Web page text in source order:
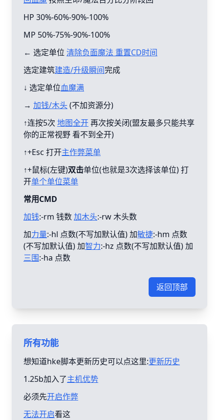
HP 30%-60%-90%-100%
MP 50%-75%-90%-100%
← 选定单位 清除负面魔法 重置CD时间
选定建筑建造/升级瞬间完成
↓ 选定单位血魔满
→ 加钱/木头(不加资源分)
↑连按5次 地图全开再次按关闭(盟友最多只能共享
你的正常视野 看不到全开)
↑+Esc 打开主作弊菜单
↑+鼠标(左键)双击单位(也就是3次选择该单位) 打
开单个单位菜单
常用CMD
加钱:-rm 钱数加木头:-rw 木头数
加力量:-hl 点数(不写加默认值) 加敏捷:-hm 点数
(不写加默认值) 加智力:-hz 点数(不写加默认值) 加
三围:-ha 点数
返回顶部
所有功能
想知道hke脚本更新历史可以点这里:更新历史
1.25b加入了主机优势
必须先开启作弊
无法开启看这